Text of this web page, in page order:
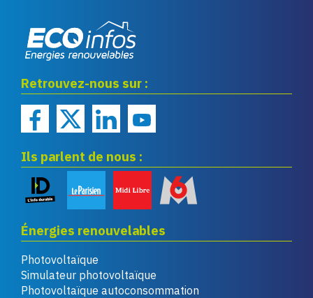
renouvelables
Retrouvez-nous sur :
Ils parlent de nous :
Énergies renouvelables
Photovoltaïque
Simulateur photovoltaïque
Photovoltaïque autoconsommation